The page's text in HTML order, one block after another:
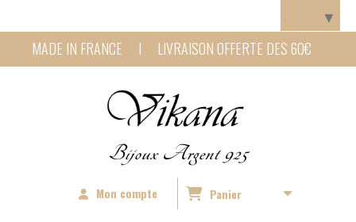
MADE IN FRANCE I LIVRAISON OFFERTE DES 60€
Bijoux Argent 925
Mon compte Panier
▼